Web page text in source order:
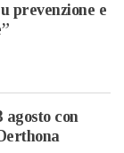
prevenzione e
con